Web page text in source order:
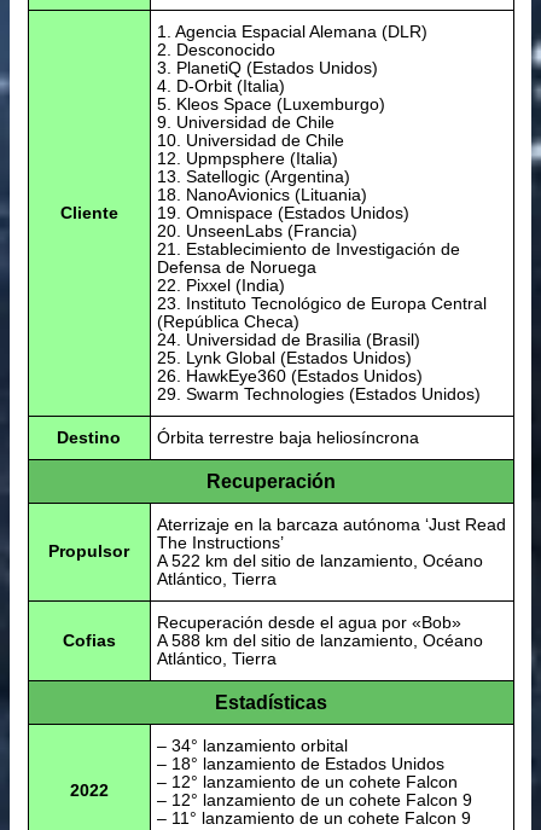
Cliente
1. Agencia Espacial Alemana (DLR)
2. Desconocido
3. PlanetiQ (Estados Unidos)
4. D-Orbit (Italia)
5. Kleos Space (Luxemburgo)
9. Universidad de Chile
10. Universidad de Chile
12. Upmpsphere (Italia)
13. Satellogic (Argentina)
18. NanoAvionics (Lituania)
19. Omnispace (Estados Unidos)
20. UnseenLabs (Francia)
21. Establecimiento de Investigación de
Defensa de Noruega
22. Pixxel (India)
23. Instituto Tecnológico de Europa Central
(República Checa)
24. Universidad de Brasilia (Brasil)
25. Lynk Global (Estados Unidos)
26. HawkEye360 (Estados Unidos)
29. Swarm Technologies (Estados Unidos)
Destino Órbita terrestre baja heliosíncrona
Recuperación
Propulsor
Aterrizaje en la barcaza autónoma ‘Just Read
The Instructions’
A 522 km del sitio de lanzamiento, Océano
Atlántico, Tierra
Cofias
Recuperación desde el agua por «Bob»
A 588 km del sitio de lanzamiento, Océano
Atlántico, Tierra
Estadísticas
2022
– 34° lanzamiento orbital
– 18° lanzamiento de Estados Unidos
– 12° lanzamiento de un cohete Falcon
– 12° lanzamiento de un cohete Falcon 9
– 11° lanzamiento de un cohete Falcon 9